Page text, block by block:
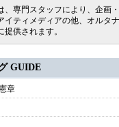
、専門スタッフにより、企画
イティメディアの他、オルタ
供されます。
GUIDE
章